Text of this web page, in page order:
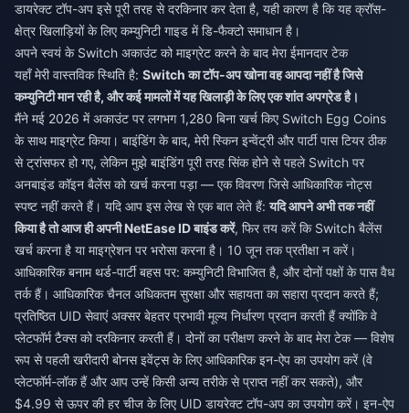
डायरेक्ट टॉप-अप इसे पूरी तरह से दरकिनार कर देता है, यही कारण है कि यह क्रॉस-
क्षेत्र खिलाड़ियों के लिए कम्युनिटी गाइड में डि-फैक्टो समाधान है।
अपने स्वयं के Switch अकाउंट को माइग्रेट करने के बाद मेरा ईमानदार टेक
यहाँ मेरी वास्तविक स्थिति है: Switch का टॉप-अप खोना वह आपदा नहीं है जिसे
कम्युनिटी मान रही है, और कई मामलों में यह खिलाड़ी के लिए एक शांत अपग्रेड है।
मैंने मई 2026 में अकाउंट पर लगभग 1,280 बिना खर्च किए Switch Egg Coins
के साथ माइग्रेट किया। बाइंडिंग के बाद, मेरी स्किन इन्वेंट्री और पार्टी पास टियर ठीक
से ट्रांसफर हो गए, लेकिन मुझे बाइंडिंग पूरी तरह सिंक होने से पहले Switch पर
अनबाइंड कॉइन बैलेंस को खर्च करना पड़ा — एक विवरण जिसे आधिकारिक नोट्स
स्पष्ट नहीं करते हैं। यदि आप इस लेख से एक बात लेते हैं:यदि आपने अभी तक नहीं
किया है तो आज ही अपनी NetEase ID बाइंड करें, फिर तय करें कि Switch बैलेंस
खर्च करना है या माइग्रेशन पर भरोसा करना है। 10 जून तक प्रतीक्षा न करें।
आधिकारिक बनाम थर्ड-पार्टी बहस पर: कम्युनिटी विभाजित है, और दोनों पक्षों के पास वैध
तर्क हैं। आधिकारिक चैनल अधिकतम सुरक्षा और सहायता का सहारा प्रदान करते हैं;
प्रतिष्ठित UID सेवाएं अक्सर बेहतर प्रभावी मूल्य निर्धारण प्रदान करती हैं क्योंकि वे
प्लेटफॉर्म टैक्स को दरकिनार करती हैं। दोनों का परीक्षण करने के बाद मेरा टेक — विशेष
रूप से पहली खरीदारी बोनस इवेंट्स के लिए आधिकारिक इन-ऐप का उपयोग करें (वे
प्लेटफॉर्म-लॉक हैं और आप उन्हें किसी अन्य तरीके से प्राप्त नहीं कर सकते), और
$4.99 से ऊपर की हर चीज के लिए UID डायरेक्ट टॉप-अप का उपयोग करें। इन-ऐप